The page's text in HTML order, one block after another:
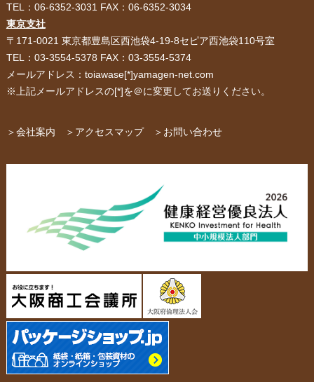
サービス紹介 お客様の声
スタッフ紹介 採用情報
当社の協力工場の設備紹介
個人情報の取扱について
紙袋・手提げ袋
パッケージ
ペーパーレザーバッグ 米袋
カタログ/パンフレット
スタンド
アクセサリー・
ジュエリーボックス
名刺箱
TEL：06-6352-3031 FAX：06-6352-3034
東京支社
〒171-0021 東京都豊島区西池袋4-19-8セピア西池袋110号室
TEL：03-3554-5378 FAX：03-3554-5374
メールアドレス：toiawase[*]yamagen-net.com
※上記メールアドレスの[*]を＠に変更してお送りください。
＞会社案内 ＞アクセスマップ ＞お問い合わせ